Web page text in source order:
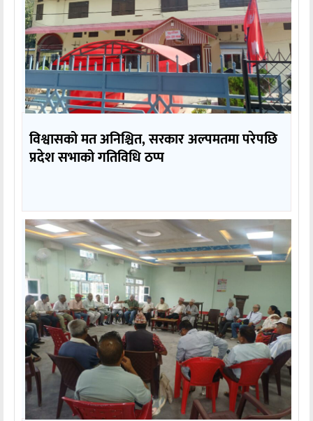
विश्वासको मत अनिश्चित, सरकार अल्पमतमा परेपछि
प्रदेश सभाको गतिविधि ठप्प